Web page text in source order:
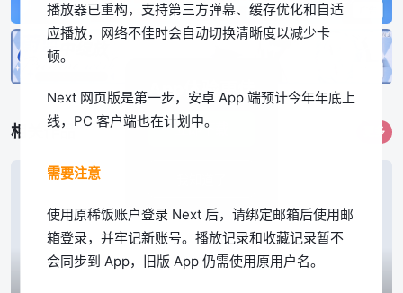
App体验更佳
立即下载
相关作品 更多
播放器已重构，支持第三方弹幕、缓存优化和自适
应播放，网络不佳时会自动切换清晰度以减少卡
顿。
Next 网页版是第一步，安卓 App 端预计今年年底上
线，PC 客户端也在计划中。
需要注意
使用原稀饭账户登录 Next 后，请绑定邮箱后使用邮
箱登录，并牢记新账号。播放记录和收藏记录暂不
会同步到 App，旧版 App 仍需使用原用户名。